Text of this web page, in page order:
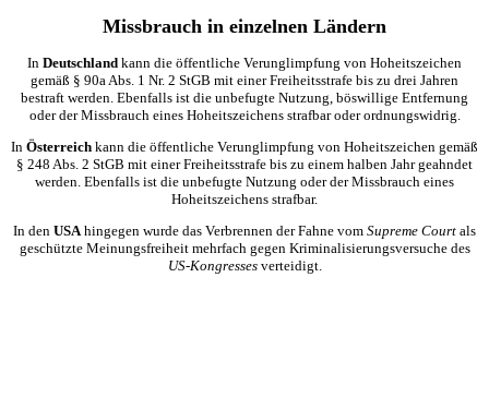
Missbrauch in einzelnen Ländern
In Deutschland kann die öffentliche Verunglimpfung von Hoheitszeichen
gemäß § 90a Abs. 1 Nr. 2 StGB mit einer Freiheitsstrafe bis zu drei Jahren
bestraft werden. Ebenfalls ist die unbefugte Nutzung, böswillige Entfernung
oder der Missbrauch eines Hoheitszeichens strafbar oder ordnungswidrig.
In Österreich kann die öffentliche Verunglimpfung von Hoheitszeichen gemäß
§ 248 Abs. 2 StGB mit einer Freiheitsstrafe bis zu einem halben Jahr geahndet
werden. Ebenfalls ist die unbefugte Nutzung oder der Missbrauch eines
Hoheitszeichens strafbar.
In den USA hingegen wurde das Verbrennen der Fahne vom Supreme Court als
geschützte Meinungsfreiheit mehrfach gegen Kriminalisierungsversuche des
US-Kongressesverteidigt.